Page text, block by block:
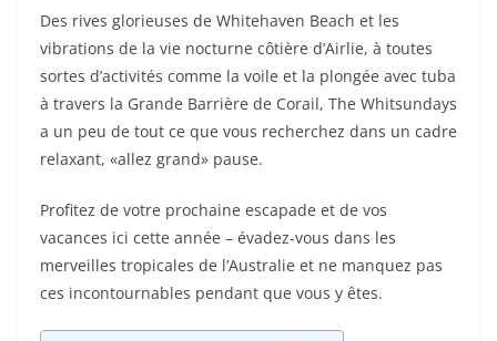
Des rives glorieuses de Whitehaven Beach et les
vibrations de la vie nocturne côtière d’Airlie, à toutes
sortes d’activités comme la voile et la plongée avec tuba
à travers la Grande Barrière de Corail, The Whitsundays
a un peu de tout ce que vous recherchez dans un cadre
relaxant, «allez grand» pause.
Profitez de votre prochaine escapade et de vos
vacances ici cette année – évadez-vous dans les
merveilles tropicales de l’Australie et ne manquez pas
ces incontournables pendant que vous y êtes.